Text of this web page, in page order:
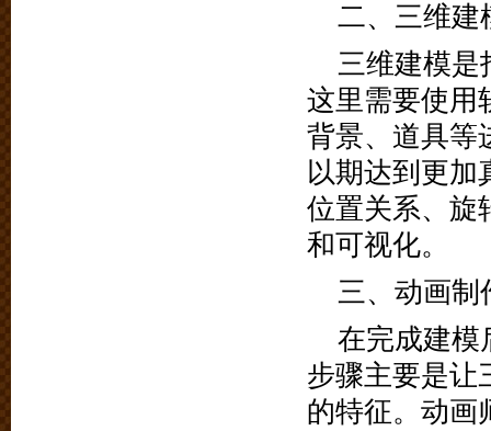
二、三维建
三维建模是
这里需要使用
背景、道具等
以期达到更加
位置关系、旋
和可视化。
三、动画制
在完成建模
步骤主要是让
的特征。动画